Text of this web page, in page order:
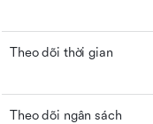
Theo dõi thời gian
Theo dõi ngân sách